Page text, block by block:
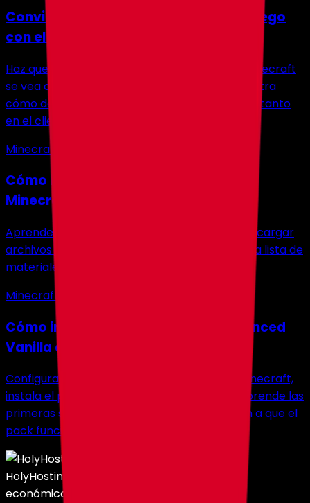
Convierte Minecraft en un Mundo de Lego
con el Resource Pack Brickcraft
Haz que cada block, mob y herramienta en Minecraft
se vea como piezas de Lego. Esta guía te muestra
cómo descargar, instalar y ejecutar Brickcraft tanto
en el client como en el server.
Minecraft
Cómo instalar y usar Litematica en
Minecraft
Aprende a instalar Litematica para Minecraft, cargar
archivos schematic, posicionar planos y usar la lista de
materiales para construcciones en survival.
Minecraft
Cómo instalar y jugar Valhelsia Enhanced
Vanilla en un server de Minecraft
Configura Valhelsia Enhanced Vanilla para Minecraft,
instala el perfil client, configura tu server y aprende las
primeras skills, items y soluciones que ayudan a que el
pack funcione sin problemas.
HolyHosting
económicos.